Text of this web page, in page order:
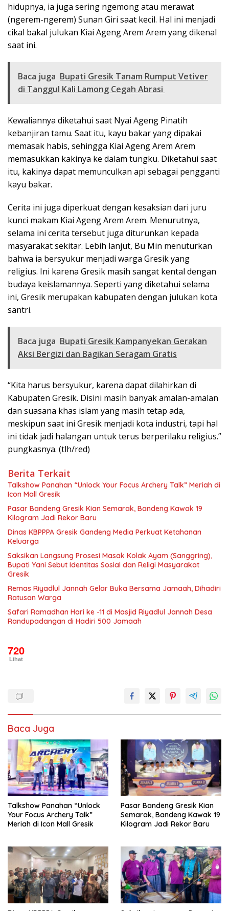
hidupnya, ia juga sering ngemong atau merawat
(ngerem-ngerem) Sunan Giri saat kecil. Hal ini menjadi
cikal bakal julukan Kiai Ageng Arem Arem yang dikenal
saat ini.
Baca juga Bupati Gresik Tanam Rumput Vetiver
di Tanggul Kali Lamong Cegah Abrasi
Kewaliannya diketahui saat Nyai Ageng Pinatih
kebanjiran tamu. Saat itu, kayu bakar yang dipakai
memasak habis, sehingga Kiai Ageng Arem Arem
memasukkan kakinya ke dalam tungku. Diketahui saat
itu, kakinya dapat memunculkan api sebagai pengganti
kayu bakar.
Cerita ini juga diperkuat dengan kesaksian dari juru
kunci makam Kiai Ageng Arem Arem. Menurutnya,
selama ini cerita tersebut juga diturunkan kepada
masyarakat sekitar. Lebih lanjut, Bu Min menuturkan
bahwa ia bersyukur menjadi warga Gresik yang
religius. Ini karena Gresik masih sangat kental dengan
budaya keislamannya. Seperti yang diketahui selama
ini, Gresik merupakan kabupaten dengan julukan kota
santri.
Baca juga Bupati Gresik Kampanyekan Gerakan
Aksi Bergizi dan Bagikan Seragam Gratis
“Kita harus bersyukur, karena dapat dilahirkan di
Kabupaten Gresik. Disini masih banyak amalan-amalan
dan suasana khas islam yang masih tetap ada,
meskipun saat ini Gresik menjadi kota industri, tapi hal
ini tidak jadi halangan untuk terus berperilaku religius.”
pungkasnya. (tlh/red)
Berita Terkait
Talkshow Panahan “Unlock Your Focus Archery Talk” Meriah di
Icon Mall Gresik
Pasar Bandeng Gresik Kian Semarak, Bandeng Kawak 19
Kilogram Jadi Rekor Baru
Dinas KBPPPA Gresik Gandeng Media Perkuat Ketahanan
Keluarga
Saksikan Langsung Prosesi Masak Kolak Ayam (Sanggring),
Bupati Yani Sebut Identitas Sosial dan Religi Masyarakat
Gresik
Remas Riyadlul Jannah Gelar Buka Bersama Jamaah, Dihadiri
Ratusan Warga
Safari Ramadhan Hari ke -11 di Masjid Riyadlul Jannah Desa
Randupadangan di Hadiri 500 Jamaah
720
Lihat
Baca Juga
Talkshow Panahan “Unlock
Your Focus Archery Talk”
Meriah di Icon Mall Gresik
Pasar Bandeng Gresik Kian
Semarak, Bandeng Kawak 19
Kilogram Jadi Rekor Baru